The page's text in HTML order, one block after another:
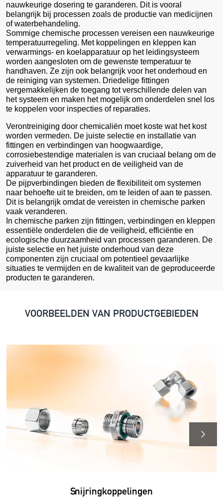
nauwkeurige dosering te garanderen. Dit is vooral
belangrijk bij processen zoals de productie van medicijnen
of waterbehandeling.
Sommige chemische processen vereisen een nauwkeurige
temperatuurregeling. Met koppelingen en kleppen kan
verwarmings- en koelapparatuur op het leidingsysteem
worden aangesloten om de gewenste temperatuur te
handhaven. Ze zijn ook belangrijk voor het onderhoud en
de reiniging van systemen. Driedelige fittingen
vergemakkelijken de toegang tot verschillende delen van
het systeem en maken het mogelijk om onderdelen snel los
te koppelen voor inspecties of reparaties.
Verontreiniging door chemicaliën moet koste wat het kost
worden vermeden. De juiste selectie en installatie van
fittingen en verbindingen van hoogwaardige,
corrosiebestendige materialen is van cruciaal belang om de
zuiverheid van het product en de veiligheid van de
apparatuur te garanderen.
De pijpverbindingen bieden de flexibiliteit om systemen
naar behoefte uit te breiden, om te leiden of aan te passen.
Dit is belangrijk omdat de vereisten in chemische parken
vaak veranderen.
In chemische parken zijn fittingen, verbindingen en kleppen
essentiële onderdelen die de veiligheid, efficiëntie en
ecologische duurzaamheid van processen garanderen. De
juiste selectie en het juiste onderhoud van deze
componenten zijn cruciaal om potentieel gevaarlijke
situaties te vermijden en de kwaliteit van de geproduceerde
producten te garanderen.
VOORBEELDEN VAN PRODUCTGEBIEDEN
Snijringkoppelingen